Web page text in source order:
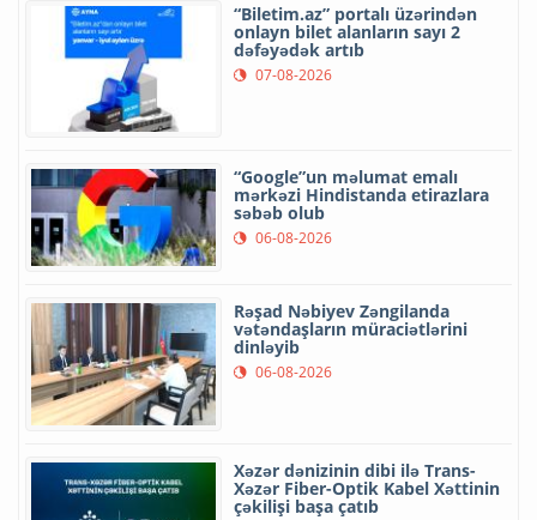
“Biletim.az” portalı üzərindən
onlayn bilet alanların sayı 2
dəfəyədək artıb
07-08-2026
“Google”un məlumat emalı
mərkəzi Hindistanda etirazlara
səbəb olub
06-08-2026
Rəşad Nəbiyev Zəngilanda
vətəndaşların müraciətlərini
dinləyib
06-08-2026
Xəzər dənizinin dibi ilə Trans-
Xəzər Fiber-Optik Kabel Xəttinin
çəkilişi başa çatıb